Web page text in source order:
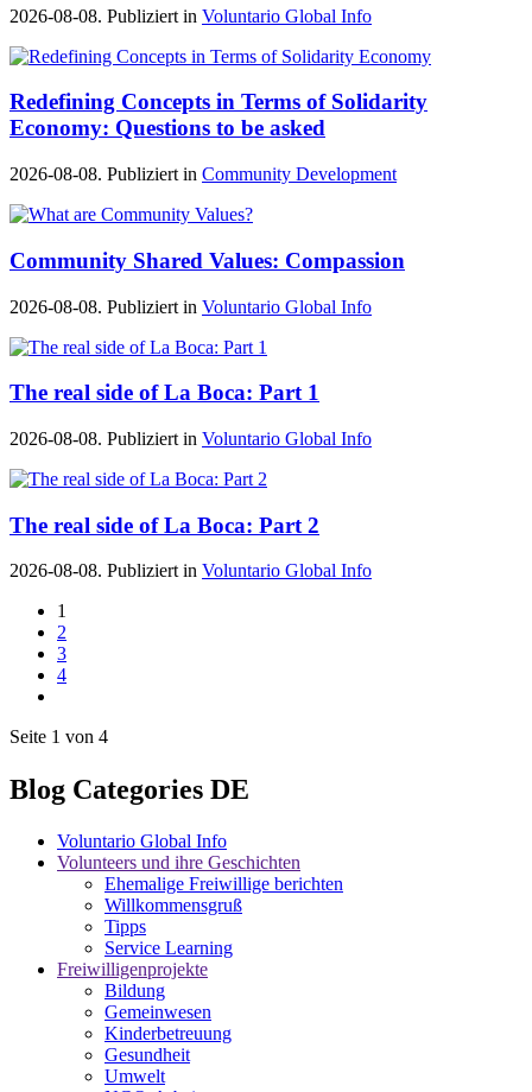
2026-08-08. Publiziert in Voluntario Global Info
Redefining Concepts in Terms of Solidarity
Economy: Questions to be asked
2026-08-08. Publiziert in Community Development
Community Shared Values: Compassion
2026-08-08. Publiziert in Voluntario Global Info
The real side of La Boca: Part 1
2026-08-08. Publiziert in Voluntario Global Info
The real side of La Boca: Part 2
2026-08-08. Publiziert in Voluntario Global Info
1
2
3
4
Seite 1 von 4
Blog Categories DE
Voluntario Global Info
Volunteers und ihre Geschichten
Ehemalige Freiwillige berichten
Willkommensgruß
Tipps
Service Learning
Freiwilligenprojekte
Bildung
Gemeinwesen
Kinderbetreuung
Gesundheit
Umwelt